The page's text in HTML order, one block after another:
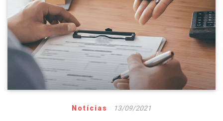
Notícias 13/09/2021